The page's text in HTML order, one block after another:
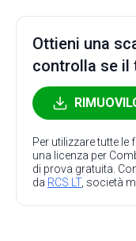
Ottieni una
controlla se il
Per utilizzare tutte
una licenza per
di prova gratuita.
da RCS LT, società